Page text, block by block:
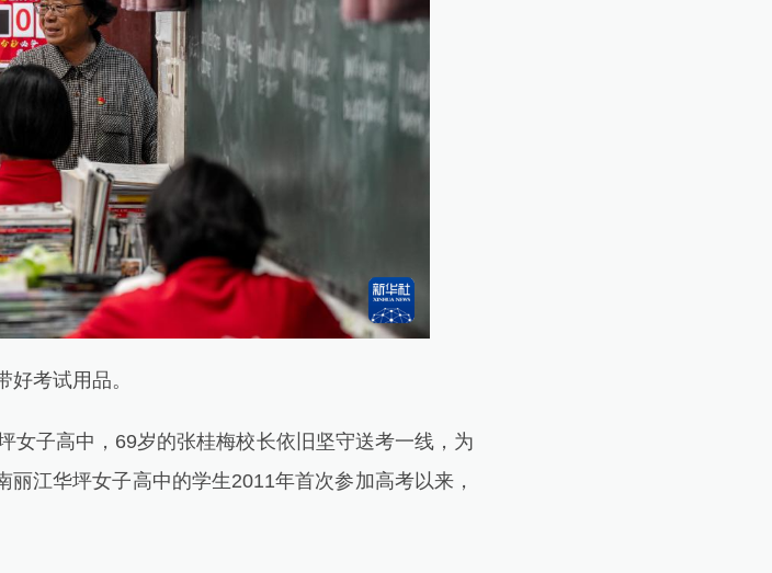
考试用品。
子高中，69岁的张桂梅校长依旧坚守送考一线，为
江华坪女子高中的学生2011年首次参加高考以来，